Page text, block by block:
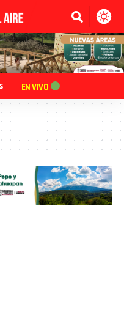
EN VIVO